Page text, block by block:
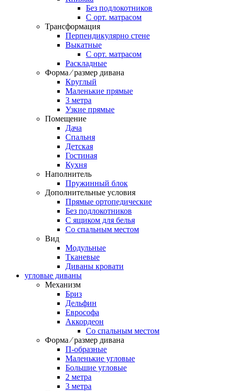
Без подлокотников
С орт. матрасом
Трансформация
Перпендикулярно стене
Выкатные
С орт. матрасом
Раскладные
Форма ⁄ размер дивана
Круглый
Маленькие прямые
3 метра
Узкие прямые
Помещение
Дача
Спальня
Детская
Гостиная
Кухня
Наполнитель
Пружинный блок
Дополнительные условия
Прямые ортопедические
Без подлокотников
С ящиком для белья
Со спальным местом
Вид
Модульные
Тканевые
Диваны кровати
угловые диваны
Механизм
Бриз
Дельфин
Еврософа
Аккордеон
Со спальным местом
Форма ⁄ размер дивана
П-образные
Маленькие угловые
Большие угловые
2 метра
3 метра